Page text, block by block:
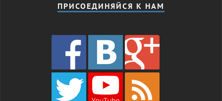
ПРИСОЕДИНЯЙСЯ К НАМ